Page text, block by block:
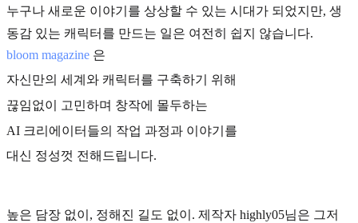
누구나 새로운 이야기를 상상할 수 있는 시대가 되었지만, 생
동감 있는 캐릭터를 만드는 일은 여전히 쉽지 않습니다.
bloom magazine 은
자신만의 세계와 캐릭터를 구축하기 위해
끊임없이 고민하며 창작에 몰두하는
AI 크리에이터들의 작업 과정과 이야기를
대신 정성껏 전해드립니다.
높은 담장 없이, 정해진 길도 없이. 제작자 highly05님은 그저